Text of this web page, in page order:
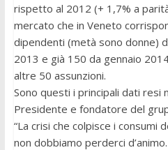
rispetto al 2012 (+ 1,7% a
mercato che in Veneto
dipendenti (metà sono donne)
2013 e già 150 da gennaio
altre 50 assunzioni.
Sono questi i principali dati resi
Presidente e fondatore del
“La crisi che colpisce i consumi
non dobbiamo perderci